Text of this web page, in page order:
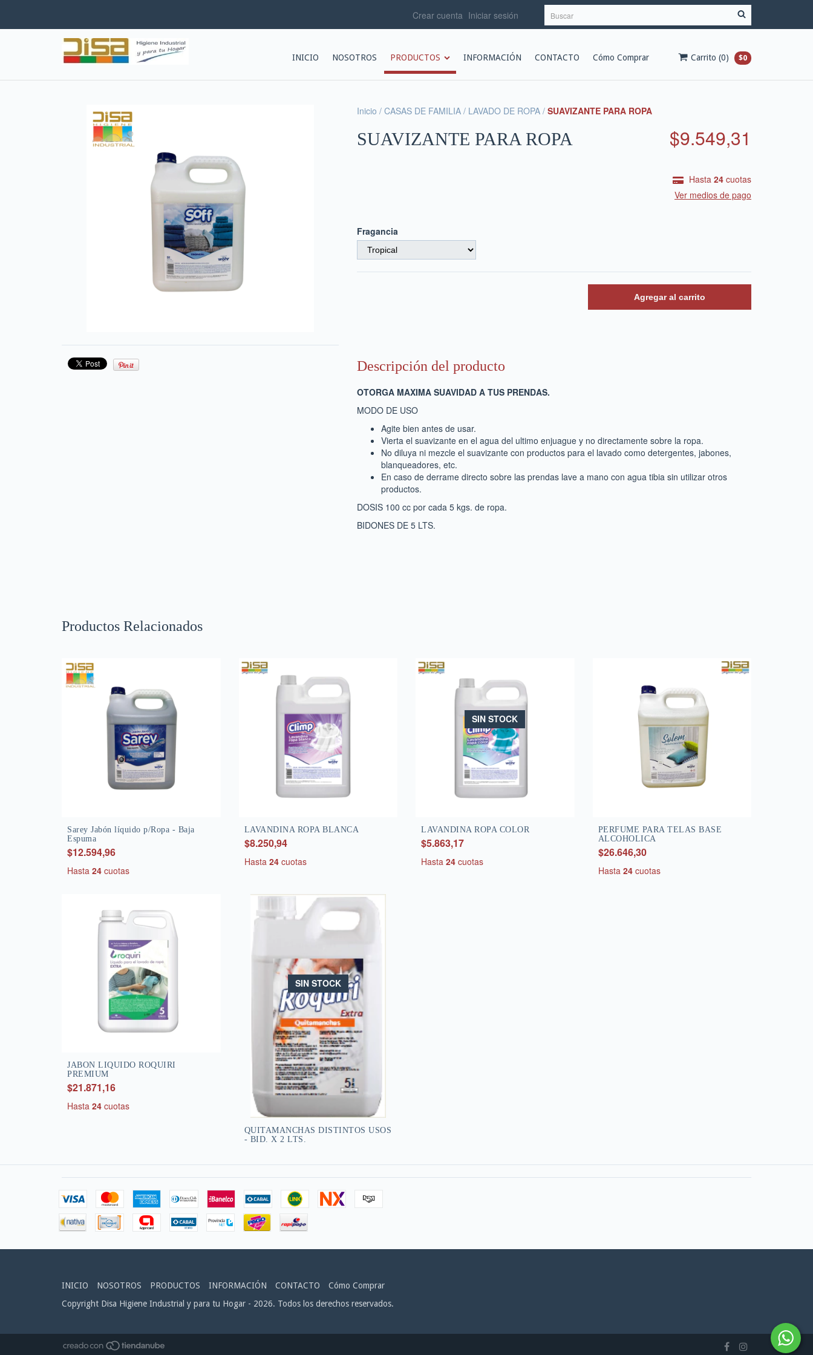
Crear cuenta Iniciar sesión
Carrito (0) $0
INICIO NOSOTROS PRODUCTOS INFORMACIÓN CONTACTO Cómo Comprar
Inicio / CASAS DE FAMILIA / LAVADO DE ROPA / SUAVIZANTE PARA ROPA
SUAVIZANTE PARA ROPA $9.549,31
Hasta 24 cuotas
Ver medios de pago
Fragancia
Descripción del producto
OTORGA MAXIMA SUAVIDAD A TUS PRENDAS.
MODO DE USO
Agite bien antes de usar.
Vierta el suavizante en el agua del ultimo enjuague y no directamente sobre la ropa.
No diluya ni mezcle el suavizante con productos para el lavado como detergentes, jabones,
blanqueadores, etc.
En caso de derrame directo sobre las prendas lave a mano con agua tibia sin utilizar otros
productos.
DOSIS 100 cc por cada 5 kgs. de ropa.
BIDONES DE 5 LTS.
Productos Relacionados
Sarey Jabón líquido p/Ropa - Baja
Espuma
$12.594,96
Hasta 24 cuotas
LAVANDINA ROPA BLANCA
$8.250,94
Hasta 24cuotas
SIN STOCK
LAVANDINA ROPA COLOR
$5.863,17
Hasta 24 cuotas
PERFUME PARA TELAS BASE
ALCOHOLICA
$26.646,30
Hasta 24cuotas
JABON LIQUIDO ROQUIRI
PREMIUM
$21.871,16
Hasta 24 cuotas
SIN STOCK
QUITAMANCHAS DISTINTOS USOS
- BID. X 2 LTS.
INICIO NOSOTROS PRODUCTOS INFORMACIÓN CONTACTO
Cómo Comprar
Copyright Disa Higiene Industrial y para tu Hogar - 2026. Todos los derechos reservados.